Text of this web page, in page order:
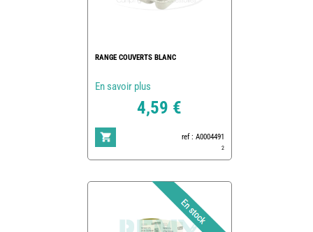
RANGE COUVERTS BLANC
En savoir plus
4,59 €
ref : A0004491
2